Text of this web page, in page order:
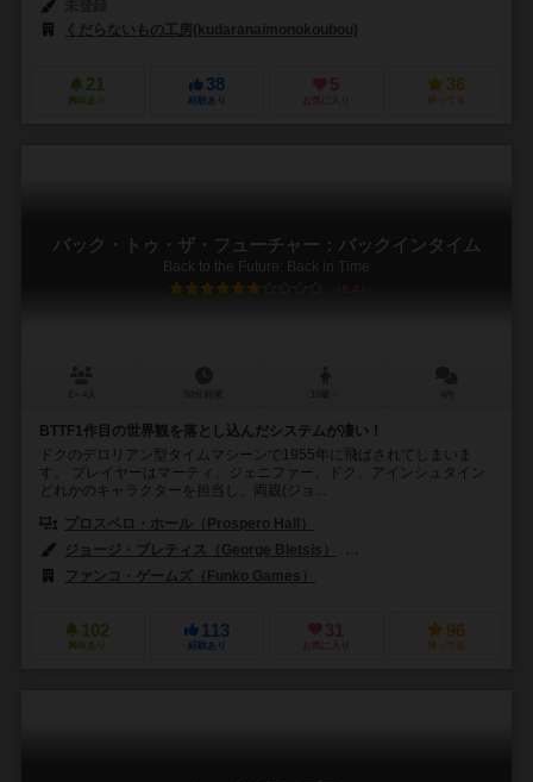
くだらないもの工房(kudaranaimonokoubou)
21
興味あり
38
経験あり
5
お気に入り
36
持ってる
バック・トゥ・ザ・フューチャー：バックインタイム
Back to the Future: Back in Time
6.4
BTTF1作目の世界観を落とし込んだシステムが凄い！
ドクのデロリアン型タイムマシーンで1955年に飛ばされてしまいま
す。 プレイヤーはマーティ、ジェニファー、ドク、アインシュタイン
どれかのキャラクターを担当し、両親(ジョ...
プロスペロ・ホール（Prospero Hall）
ジョージ・ブレティス（George Bletsis）
ファンコ・ゲームズ（Funko Games）
102
興味あり
113
経験あり
31
お気に入り
96
持ってる